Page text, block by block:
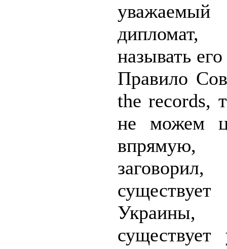
уважаемый
называть
Правило
the records,
не можем
существует